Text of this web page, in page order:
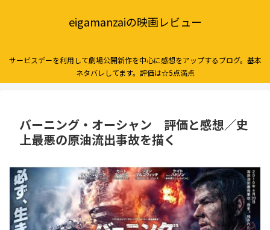
eigamanzaiの映画レビュー
サービスデーを利用して劇場公開新作を中心に感想をアップするブログ。基本
ネタバレしてます。評価は☆5点満点
バーニング・オーシャン 評価と感想／史
上最悪の原油流出事故を描く